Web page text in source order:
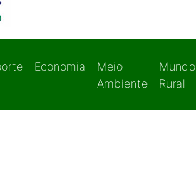
Economia
Meio
Ambiente
Mundo
Rural